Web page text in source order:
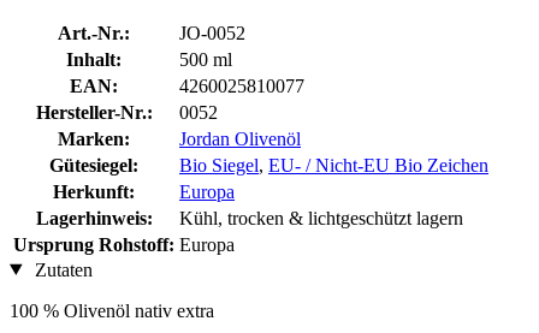
Art.-Nr.:
JO-0052
Inhalt:
500 ml
EAN:
4260025810077
Hersteller-Nr.:
0052
Marken:
Jordan Olivenöl
Gütesiegel:
Bio Siegel, EU- / Nicht-EU Bio Zeichen
Herkunft:
Europa
Lagerhinweis:
Kühl, trocken & lichtgeschützt lagern
Ursprung Rohstoff: Europa
Zutaten
100 % Olivenöl nativ extra